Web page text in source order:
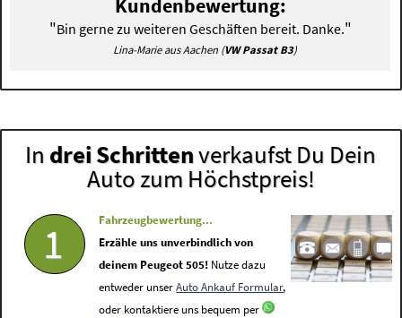
Kundenbewertung:
"Bin gerne zu weiteren Geschäften bereit. Danke."
Lina-Marie aus Aachen (VW Passat B3)
In drei Schrittenverkaufst Du Dein
Auto zum Höchstpreis!
1
Fahrzeugbewertung...
Erzähle uns unverbindlich von
deinem Peugeot 505! Nutze dazu
entweder unserAuto Ankauf Formular,
oder kontaktiere uns bequem per